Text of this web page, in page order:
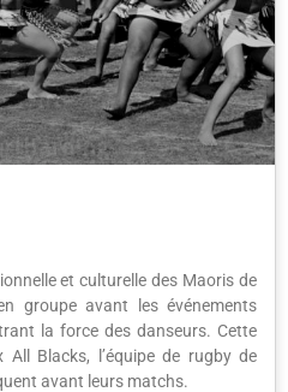
et culturelle des Maoris de
groupe avant les événements
la force des danseurs. Cette
Blacks, l’équipe de rugby de
avant leurs matchs.